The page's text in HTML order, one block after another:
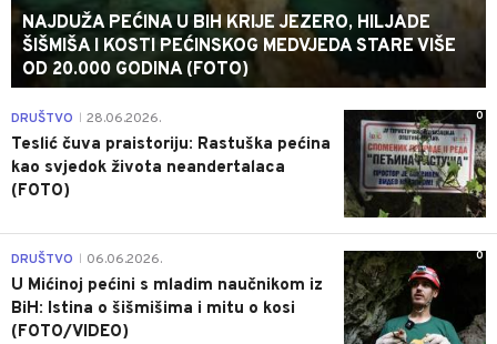
NAJDUŽA PEĆINA U BIH KRIJE JEZERO, HILJADE
ŠIŠMIŠA I KOSTI PEĆINSKOG MEDVJEDA STARE VIŠE
OD 20.000 GODINA (FOTO)
0
DRUŠTVO 28.06.2026.
Teslić čuva praistoriju: Rastuška pećina
kao svjedok života neandertalaca
(FOTO)
0
DRUŠTVO 06.06.2026.
U Mićinoj pećini s mladim naučnikom iz
BiH: Istina o šišmišima i mitu o kosi
(FOTO/VIDEO)